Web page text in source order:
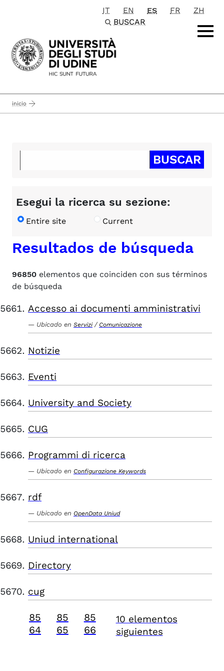
Passa al contenuto principale
IT EN ES FR
ZH
BUSCAR
inicio
Esegui la ricerca su sezione:
Entire site Current
Resultados de búsqueda
96850 elementos que coinciden con sus términos
de búsqueda
Accesso ai documenti amministrativi
Ubicado en Servizi / Comunicazione
Notizie
Eventi
University and Society
CUG
Programmi di ricerca
Ubicado en Configurazione Keywords
rdf
Ubicado en OpenData Uniud
Uniud international
Directory
cug
85
64
85
65
85
66
10 elementos
siguientes